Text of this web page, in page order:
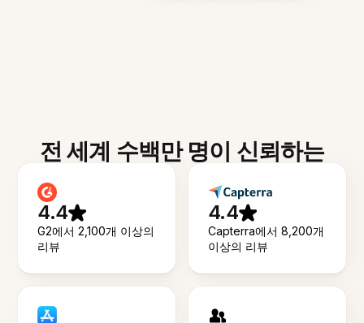
전 세계 수백만 명이 신뢰하는
4.4
G2에서 2,100개 이상의
리뷰
4.4
Capterra에서 8,200개
이상의 리뷰